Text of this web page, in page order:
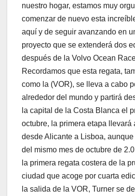
nuestro hogar, estamos muy
comenzar de nuevo esta
aquí y de seguir avanzando en
proyecto que se extenderá dos
después de la Volvo Ocean
Recordamos que esta regata,
como la (VOR), se lleva a cabo
alrededor del mundo y partirá
la capital de la Costa Blanca el
octubre, la primera etapa llevará
desde Alicante a Lisboa,
del mismo mes de octubre de
la primera regata costera de la
ciudad que acoge por cuarta
la salida de la VOR, Turner se